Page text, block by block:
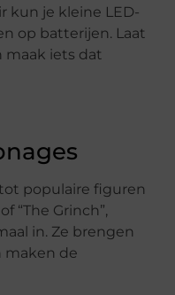
kun je kleine LED-
op batterijen. Laat
maak iets dat
populaire figuren
“The Grinch”,
in. Ze brengen
maken de